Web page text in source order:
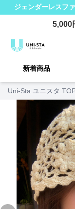
ジェンダーレスフ
5,000
新着商品
Uni-Sta ユニスタ